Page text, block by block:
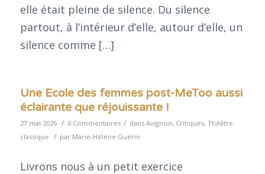
elle était pleine de silence. Du silence
partout, à l’intérieur d’elle, autour d’elle, un
silence comme […]
Une Ecole des femmes post-MeToo aussi
éclairante que réjouissante !
27 mai 2026 / 0 Commentaires / dans Avignon, Critiques, Théâtre
classique / par Marie-Hélène Guérin
Livrons nous à un petit exercice